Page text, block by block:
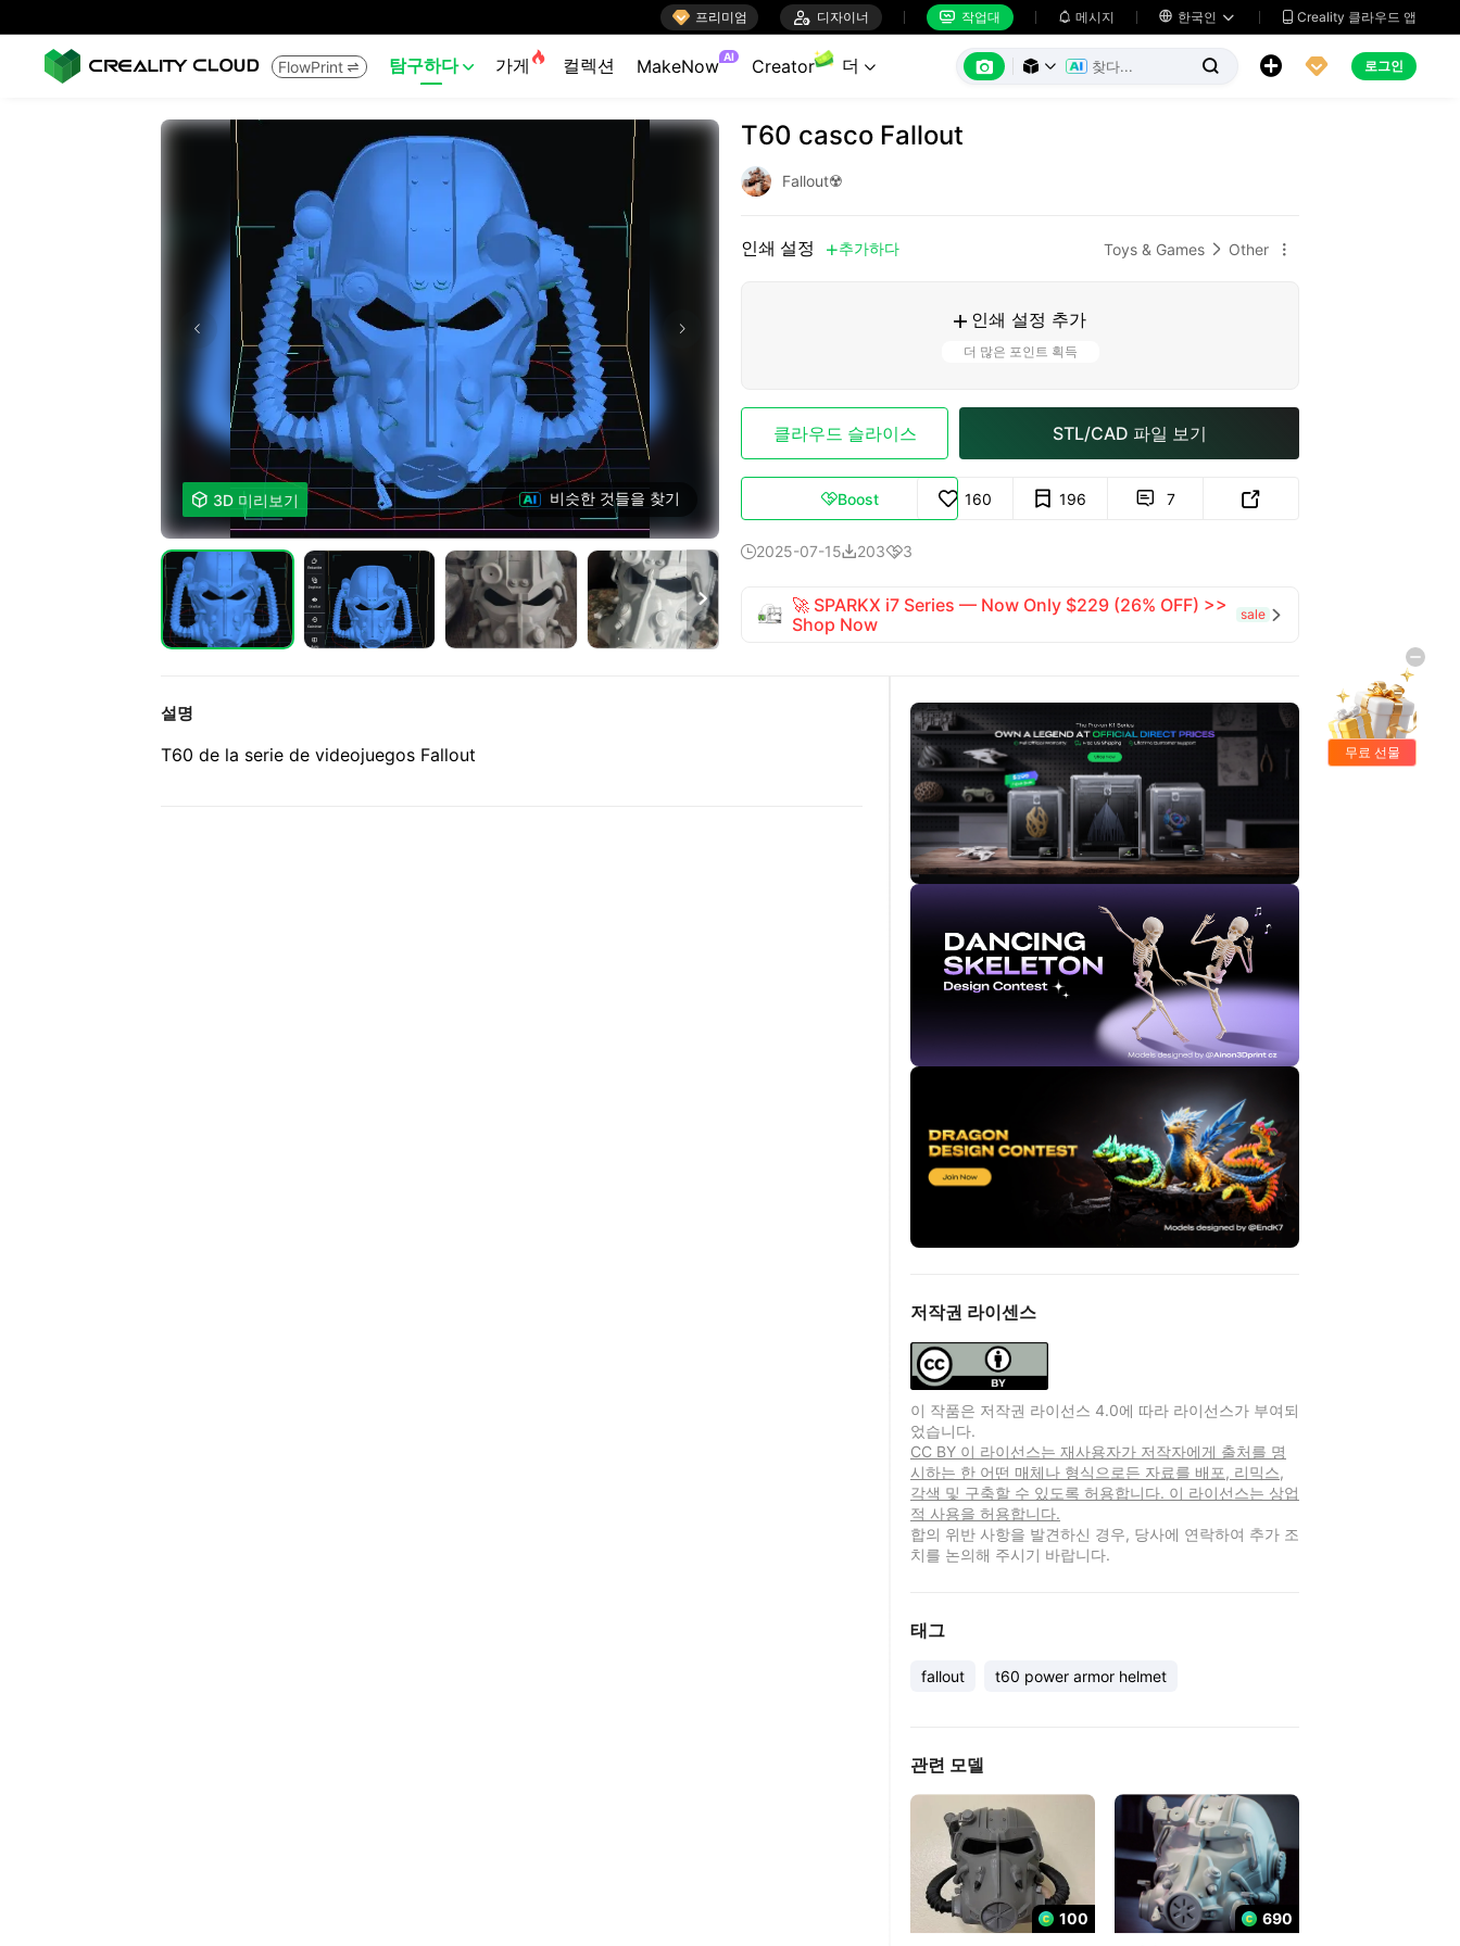
 프리미엄  디자이너  작업대  메시지  한국인   Creality 클라우드 앱
FlowPrint  탐구하다  가게  컬렉션 MakeNow AI Creator 더        로그인
 3D 미리보기 비슷한 것들을 찾기

T60 casco Fallout
Fallout☢️
인쇄 설정  추가하다 Toys & Games  Other 
 인쇄 설정 추가
더 많은 포인트 획득
클라우드 슬라이스 STL/CAD 파일 보기
Boost 160 196  7 
2025-07-152033
🚀 SPARKX i7 Series — Now Only $229 (26% OFF) >>
Shop Now
sale 
설명
T60 de la serie de videojuegos Fallout
저작권 라이센스
이 작품은 저작권 라이선스 4.0에 따라 라이선스가 부여되
었습니다.
CC BY 이 라이선스는 재사용자가 저작자에게 출처를 명
시하는 한 어떤 매체나 형식으로든 자료를 배포, 리믹스,
각색 및 구축할 수 있도록 허용합니다. 이 라이선스는 상업
적 사용을 허용합니다.
합의 위반 사항을 발견하신 경우, 당사에 연락하여 추가 조
치를 논의해 주시기 바랍니다.
태그
fallout t60 power armor helmet
관련 모델
100
690
무료 선물